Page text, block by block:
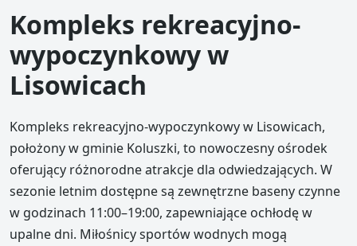
Kompleks rekreacyjno-
wypoczynkowy w
Lisowicach
Kompleks rekreacyjno-wypoczynkowy w Lisowicach,
położony w gminie Koluszki, to nowoczesny ośrodek
oferujący różnorodne atrakcje dla odwiedzających. W
sezonie letnim dostępne są zewnętrzne baseny czynne
w godzinach 11:00–19:00, zapewniające ochłodę w
upalne dni. Miłośnicy sportów wodnych mogą